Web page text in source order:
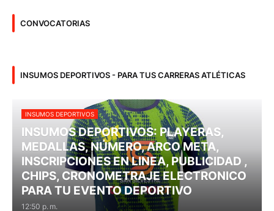
CONVOCATORIAS
INSUMOS DEPORTIVOS - PARA TUS CARRERAS ATLÉTICAS
INSUMOS DEPORTIVOS
INSUMOS DEPORTIVOS: PLAYERAS,
MEDALLAS, NÚMERO, ARCO META,
INSCRIPCIONES EN LINEA, PUBLICIDAD ,
CHIPS, CRONOMETRAJE ELECTRONICO
PARA TU EVENTO DEPORTIVO
12:50 p. m.